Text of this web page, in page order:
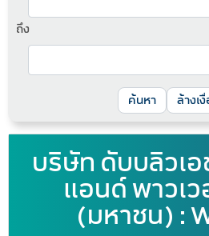
ถึง
ล้างเ
บริษัท ดับบลิวเ
แอนด์ พาวเ
(มหาชน) :